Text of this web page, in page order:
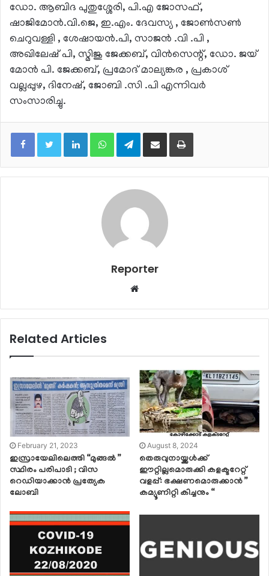
ഡോ. ആബിദ പുതുശ്ശേരി, പി.എ ജോസഫ്,
ഷാജിമോന്‍.വി.ജെ, ഇ.എം. ദേവസ്യ , ജോണ്‍സണ്‍
ചെറുവള്ളി , ശേഷായന്‍.പി, സാജന്‍ .വി .പി ,
അഖിലേഷ് പി, സ്മിജു ജേക്കബ്, വിന്‍സെന്റ്, ഡോ. ജയ്
മോന്‍ പി. ജേക്കബ്, പ്രമോദ് മാല്യങ്കര , പ്രകാശ്
വല്ലപ്പുഴ, ദിനേഷ്, ജോബി .സി .പി എന്നിവര്‍
സംസാരിച്ചു.
LinkedInWhatsAppTelegramShare via Email Print
Reporter
Website
Related Articles
February 21, 2023
ഇസ്രായേലിലെത്തി “മുങ്ങൽ ”
സ്ഥിരം പരിപാടി ; വിസ
റെഡിയാക്കാൻ പ്രത്യേക
ലോബി
August 8, 2024
തെരുവുനായ്ക്കൾക്ക്
ഈറ്റില്ലമൊരുക്കി കളക്ടറേറ്റ്
വളപ്പ്: ഭക്ഷണമൊരുക്കാൻ ”
കമ്യൂണിറ്റി കിച്ചനും “